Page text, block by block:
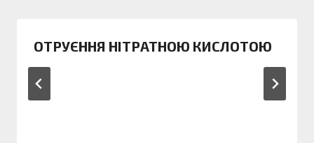
ОТРУЄННЯ НІТРАТНОЮ КИСЛОТОЮ